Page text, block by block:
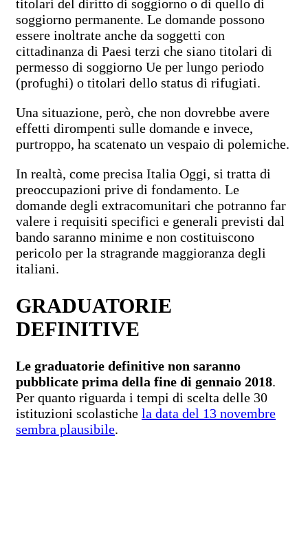
titolari del diritto di soggiorno o di quello di
soggiorno permanente. Le domande possono
essere inoltrate anche da soggetti con
cittadinanza di Paesi terzi che siano titolari di
permesso di soggiorno Ue per lungo periodo
(profughi) o titolari dello status di rifugiati.
Una situazione, però, che non dovrebbe avere
effetti dirompenti sulle domande e invece,
purtroppo, ha scatenato un vespaio di polemiche.
In realtà, come precisa Italia Oggi, si tratta di
preoccupazioni prive di fondamento. Le
domande degli extracomunitari che potranno far
valere i requisiti specifici e generali previsti dal
bando saranno minime e non costituiscono
pericolo per la stragrande maggioranza degli
italiani.
GRADUATORIE
DEFINITIVE
Le graduatorie definitive non saranno
pubblicate prima della fine di gennaio 2018.
Per quanto riguarda i tempi di scelta delle 30
istituzioni scolastiche la data del 13 novembre
sembra plausibile.